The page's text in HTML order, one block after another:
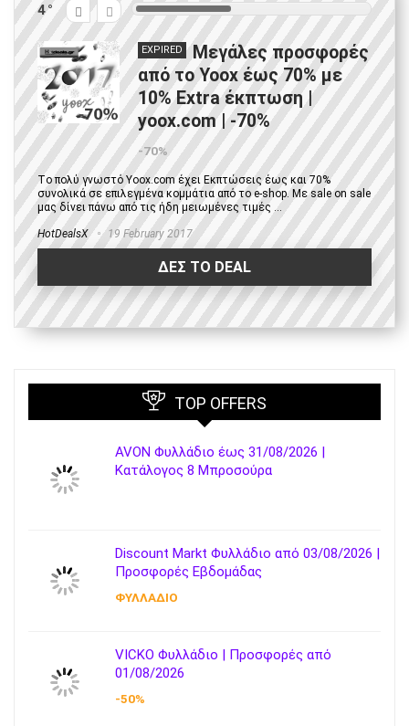
4
EXPIRED
Μεγάλες προσφορές
από το Yoox έως 70% με
10% Extra έκπτωση |
yoox.com | -70%
-70%
Tο πολύ γνωστό Yoox.com έχει Εκπτώσεις έως και 70%
συνολικά σε επιλεγμένα κομμάτια από το e-shop. Με sale on sale
μας δίνει πάνω από τις ήδη μειωμένες τιμές ...
HotDealsX 19 February 2017
ΔΕΣ ΤΟ DEAL
TOP OFFERS
AVON Φυλλάδιο έως 31/08/2026 |
Κατάλογος 8 Μπροσούρα
Discount Markt Φυλλάδιο από 03/08/2026 |
Προσφορές Εβδομάδας
ΦΥΛΛΑΔΙΟ
VICKO Φυλλάδιο | Προσφορές από
01/08/2026
-50%